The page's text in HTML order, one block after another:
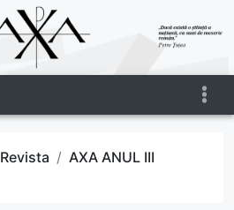
Revista
AXA ANUL III